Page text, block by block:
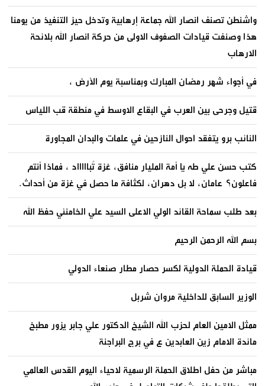
واشنطن تصنف انصار الله جماعة إرهابية وتدخل حيز التنفيذ من يومنا
هذا وصنفت قيادات الصفوف الاولى من حركة انصار الله بلائحة
الارهاب
في أجواء شهر رمضان المبارك وبمناسبة يوم الأرض ،
قتيل وجرحى بين العرب في البقاع الاوسط في منطقة قب اللياس
النائب برو يتفقد احوال النازحين في علمات والبدان المجاورة
كتب حسن علي طه يا أمة المليار منافق، غزة تُباااااد ، فماذا أنتم
فاعلون؟ عامان، لا بل دهران، لكثافة ما حصل في غزة من أحداث.
بعد طلب سماحة القائد الولي الاعلى السيد علي الخامنئي حفظ الله
بسم الله الرحمن الرحيم
قيادة الحملة الدولية لكسر حصار مطار صنعاء الدولي
الوزير السابق للداخلية مروان شربل
ممثل الامين العام لحزب الله الشيخ الدكتور علي جابر يزور مطبخ
مائدة الامام زين العابدين ع في برج البراجنة
مباشر من حفل اطلاق الحملة الرسمية لاحياء اليوم القدس العالمي